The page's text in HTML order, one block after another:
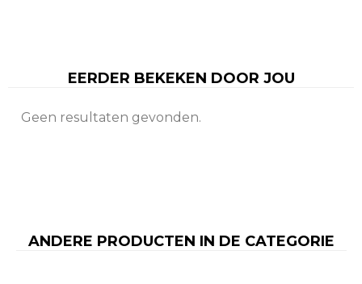
EERDER BEKEKEN DOOR JOU
Geen resultaten gevonden.
ANDERE PRODUCTEN IN DE CATEGORIE